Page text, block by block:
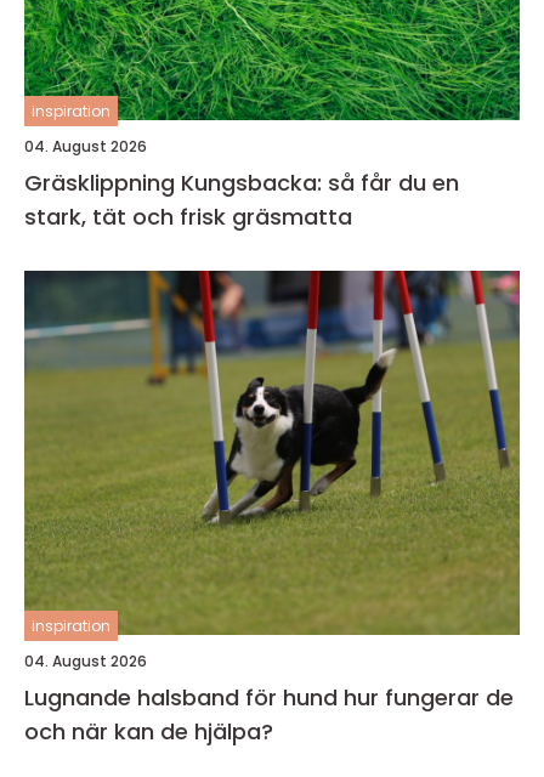
inspiration
04. August 2026
Gräsklippning Kungsbacka: så får du en
stark, tät och frisk gräsmatta
inspiration
04. August 2026
Lugnande halsband för hund hur fungerar de
och när kan de hjälpa?